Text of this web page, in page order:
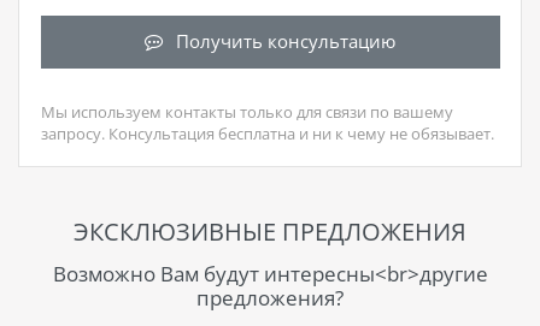
Получить консультацию
Мы используем контакты только для связи по вашему
запросу. Консультация бесплатна и ни к чему не обязывает.
ЭКСКЛЮЗИВНЫЕ ПРЕДЛОЖЕНИЯ
Возможно Вам будут интересны<br>другие
предложения?